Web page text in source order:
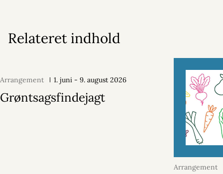
Relateret indhold
Arrangement 1. juni - 9. august 2026
Grøntsagsfindejagt
Arrangement